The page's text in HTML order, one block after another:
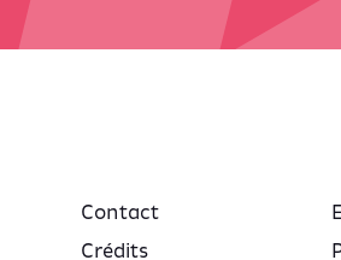
Contact
Crédits